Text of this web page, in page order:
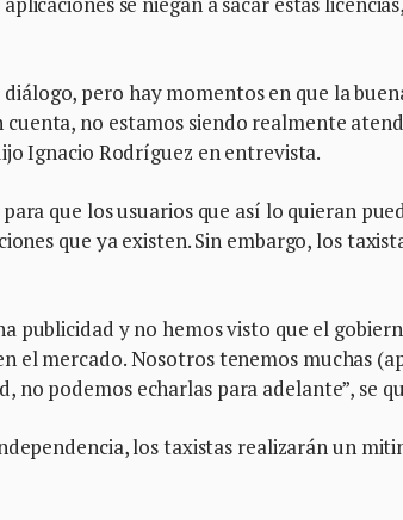
pero hay momentos en que la
no estamos siendo realmente
Ignacio Rodríguez en entrevista.
que los usuarios que así lo quieran
que ya existen. Sin embargo, los
publicidad y no hemos visto que el
el mercado. Nosotros tenemos muchas
podemos echarlas para adelante”, se
los taxistas realizarán un